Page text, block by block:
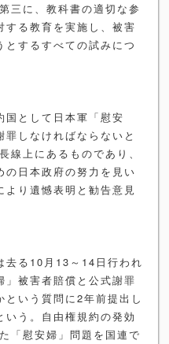
三に、教科書の適切な参
する教育を実施し、被害
するすべての試みにつ
国として日本軍「慰安
しなければならないと
線上にあるものであり、
日本政府の努力を見い
より遺憾表明と勧告意見
去る10月13～14日行われ
」被害者賠償と公式謝罪
いう質問に2年前提出し
う。自由権規約の発効
「慰安婦」問題を国連で